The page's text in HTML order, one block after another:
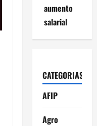
aumento
salarial
CATEGORIAS
AFIP
Agro